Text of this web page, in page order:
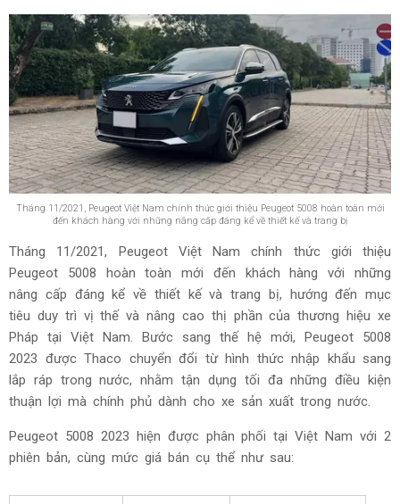
Tháng 11/2021, Peugeot Việt Nam chính thức giới thiệu Peugeot 5008 hoàn toàn mới
đến khách hàng với những nâng cấp đáng kể về thiết kế và trang bị
Tháng 11/2021, Peugeot Việt Nam chính thức giới thiệu
Peugeot 5008 hoàn toàn mới đến khách hàng với những
nâng cấp đáng kể về thiết kế và trang bị, hướng đến mục
tiêu duy trì vị thế và nâng cao thị phần của thương hiệu xe
Pháp tại Việt Nam. Bước sang thế hệ mới, Peugeot 5008
2023 được Thaco chuyển đổi từ hình thức nhập khẩu sang
lắp ráp trong nước, nhằm tận dụng tối đa những điều kiện
thuận lợi mà chính phủ dành cho xe sản xuất trong nước.
Peugeot 5008 2023 hiện được phân phối tại Việt Nam với 2
phiên bản, cùng mức giá bán cụ thể như sau: